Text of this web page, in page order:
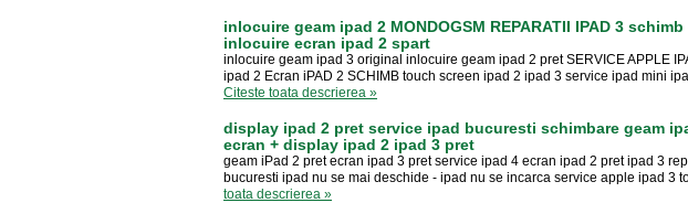
inlocuire geam ipad 2 MONDOGSM REPARATII IPAD 3
inlocuire ecran ipad 2 spart
inlocuire geam ipad 3 original inlocuire geam ipad 2 pret SERVICE APPLE
ipad 2 Ecran iPAD 2 SCHIMB touch screen ipad 2 ipad 3 service ipad mini
Citeste toata descrierea »
display ipad 2 pret service ipad bucuresti schimbare geam
ecran + display ipad 2 ipad 3 pret
geam iPad 2 pret ecran ipad 3 pret service ipad 4 ecran ipad 2 pret ipad 3
bucuresti ipad nu se mai deschide - ipad nu se incarca service apple ipad 3
toata descrierea »